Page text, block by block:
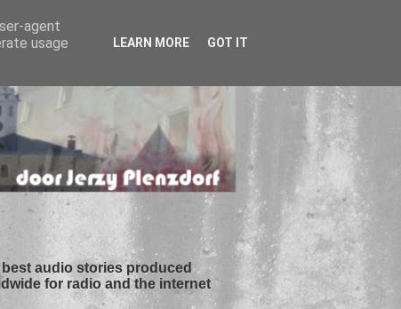
audio stories produced
for radio and the internet
agent
usage
LEARN MORE GOT IT